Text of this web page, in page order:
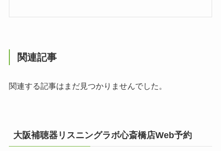
関連記事
関連する記事はまだ見つかりませんでした。
大阪補聴器リスニングラボ心斎橋店Web予約